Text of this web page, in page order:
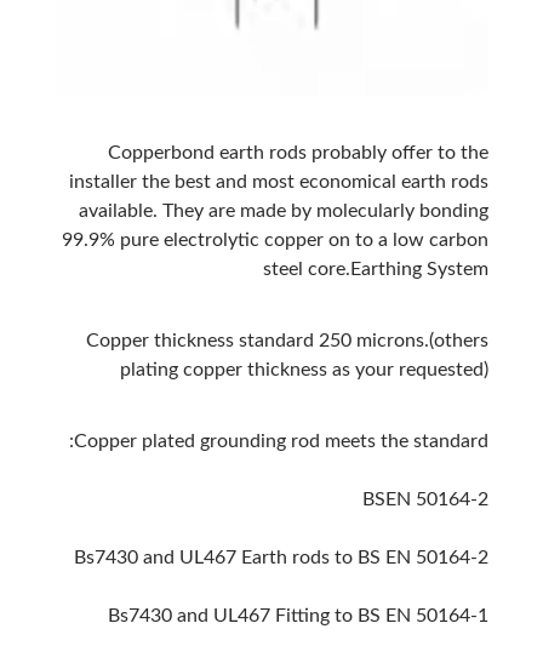
Copperbond earth rods probably offer to the
installer the best and most economical earth rods
available. They are made by molecularly bonding
99.9% pure electrolytic copper on to a low carbon
steel core.Earthing System
Copper thickness standard 250 microns.(others
plating copper thickness as your requested)
Copper plated grounding rod meets the standard:
BSEN 50164-2
Bs7430 and UL467 Earth rods to BS EN 50164-2
Bs7430 and UL467 Fitting to BS EN 50164-1